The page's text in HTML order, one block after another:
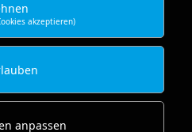
akzeptieren)
anpassen